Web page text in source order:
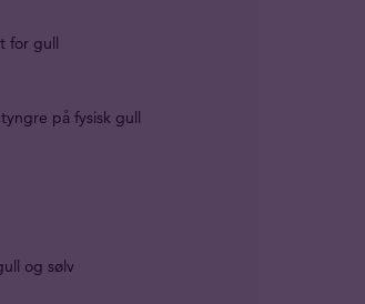
for gull
på fysisk gull
og sølv